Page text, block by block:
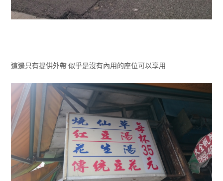
這邊只有提供外帶 似乎是沒有內用的座位可以享用